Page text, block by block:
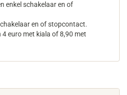
enkel schakelaar en of
en of stopcontact.
euro met kiala of 8,90 met